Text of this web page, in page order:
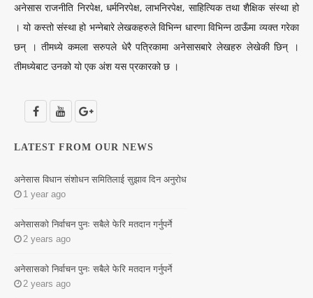
अनेसास राजनीति निरपेक्ष, धर्मनिरपेक्ष, लाभनिरपेक्ष, साहित्यिक तथा शैक्षिक संस्था हो
। यो कस्तो संस्था हो भन्नेबारे लेखकहरुले विभिन्न धारणा विभिन्न ठाऊँमा व्यक्त गरेका
छन् । तीमध्ये कमला सरुपले धेरै पत्रिकामा अनेसासबारे लेखहरु लेखेकी छिन् ।
तीमध्येबाट उनको यो एक अंश यस प्रकारको छ ।
LATEST FROM OUR NEWS
अनेसास विधान संशोधन समितिलाई सुझाव दिन अनुरोध
1 year ago
अनेसासको निर्वाचन पुनः सबैले फेरि मतदान गर्नुपर्ने
2 years ago
अनेसासको निर्वाचन पुनः सबैले फेरि मतदान गर्नुपर्ने
2 years ago